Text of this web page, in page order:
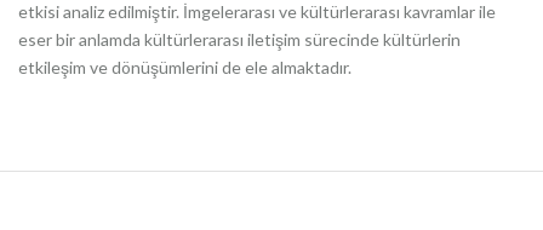
etkisi analiz edilmiştir. İmgelerarası ve kültürlerarası kavramlar ile
eser bir anlamda kültürlerarası iletişim sürecinde kültürlerin
etkileşim ve dönüşümlerini de ele almaktadır.